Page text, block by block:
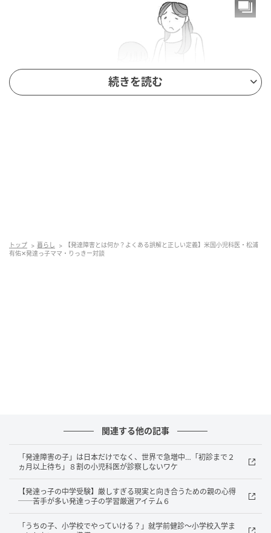
と思ったんです。でも当時はまだ発達障害に関しての
情報が少なく、療育も簡単にはアクセスできる状態で
はありませんでした。2歳半で市の区役所に相談したの
ですが、「言葉は出ているし、早生まれだから」とい
う理由で「様子見」に。3ヶ月待ってようやく発達検査
を受けられましたが、初めての場所だったので「もう
続きを読む
トップ 暮らし
【発達障害とは何か？よくある誤解と正しい定義】米国小児科医・松浦
有佑✕発達っ子ママ・りっきー対談
関連する他の記事
「発達障害の子」は日本だけでなく、世界で急増中…「初診まで２
ヵ月以上待ち」８割の小児科医が診察しないワケ
【発達っ子の中学受験】厳しすぎる現実と向き合うための親の心得
──苦手が多い発達っ子の学習厳選アイテム６
「うちの子、小学校でやっていける？」就学前健診〜小学校入学ま